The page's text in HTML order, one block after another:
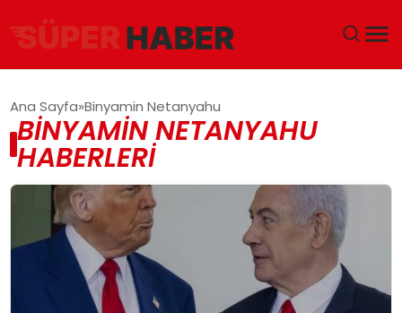
GÜNDEM
DÜNYA
EĞITIM
EKONOMI
Ana Sayfa Binyamin Netanyahu
BINYAMIN NETANYAHU
HABERLERI